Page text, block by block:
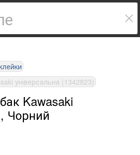
універсальна (1342823)
Kawasaki
Чорний